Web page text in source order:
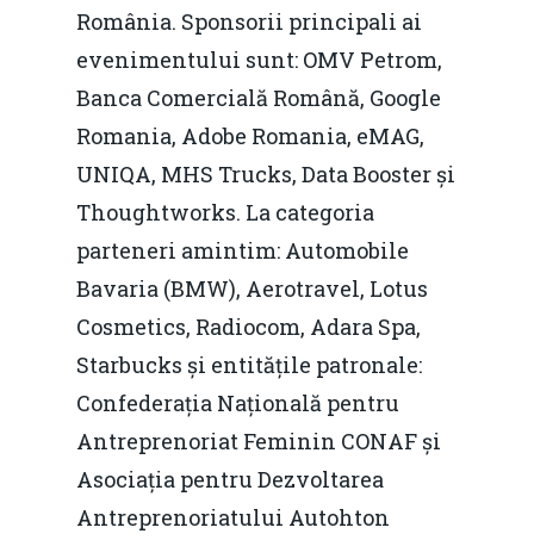
România. Sponsorii principali ai
evenimentului sunt: OMV Petrom,
Banca Comercială Română, Google
Romania, Adobe Romania, eMAG,
UNIQA, MHS Trucks, Data Booster și
Thoughtworks. La categoria
parteneri amintim: Automobile
Bavaria (BMW), Aerotravel, Lotus
Cosmetics, Radiocom, Adara Spa,
Starbucks și entitățile patronale:
Confederația Națională pentru
Antreprenoriat Feminin CONAF și
Asociația pentru Dezvoltarea
Antreprenoriatului Autohton